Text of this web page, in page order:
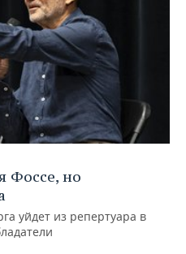
Фоссе, но
уйдет из репертуара в